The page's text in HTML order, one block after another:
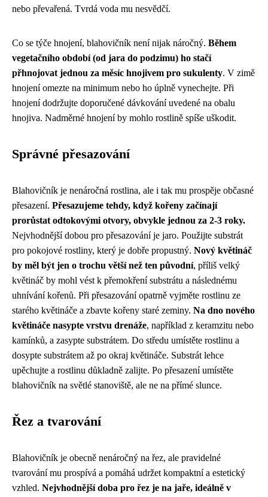
nebo převařená. Tvrdá voda mu nesvědčí.
Co se týče hnojení, blahovičník není nijak náročný. Během
vegetačního období (od jara do podzimu) ho stačí
přhnojovat jednou za měsíc hnojivem pro sukulenty. V zimě
hnojení omezte na minimum nebo ho úplně vynechejte. Při
hnojení dodržujte doporučené dávkování uvedené na obalu
hnojiva. Nadměrné hnojení by mohlo rostlině spíše uškodit.
Správné přesazování
Blahovičník je nenáročná rostlina, ale i tak mu prospěje občasné
přesazení. Přesazujeme tehdy, když kořeny začínají
prorůstat odtokovými otvory, obvykle jednou za 2-3 roky.
Nejvhodnější dobou pro přesazování je jaro. Použijte substrát
pro pokojové rostliny, který je dobře propustný. Nový květináč
by měl být jen o trochu větší než ten původní, příliš velký
květináč by mohl vést k přemokření substrátu a následnému
uhnívání kořenů. Při přesazování opatrně vyjměte rostlinu ze
starého květináče a zbavte kořeny staré zeminy. Na dno nového
květináče nasypte vrstvu drenáže, například z keramzitu nebo
kamínků, a zasypte substrátem. Do středu umístěte rostlinu a
dosypte substrátem až po okraj květináče. Substrát lehce
upěchujte a rostlinu důkladně zalijte. Po přesazení umístěte
blahovičník na světlé stanoviště, ale ne na přímé slunce.
Řez a tvarování
Blahovičník je obecně nenáročný na řez, ale pravidelné
tvarování mu prospívá a pomáhá udržet kompaktní a estetický
vzhled. Nejvhodnější doba pro řez je na jaře, ideálně v